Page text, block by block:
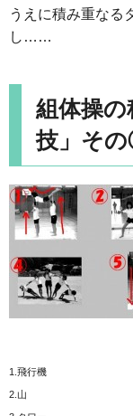
うえに積み重なる
し……
組体操
技」そ
1.飛行機
2.山